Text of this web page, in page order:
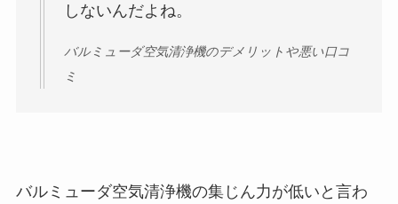
しないんだよね。
バルミューダ空気清浄機のデメリットや悪い口コ
ミ
バルミューダ空気清浄機の集じん力が低いと言わ